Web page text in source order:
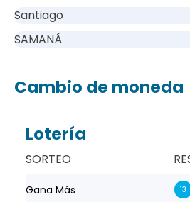
Santiago
SAMANÁ
Cambio de moneda
Lotería
SORTEO
Gana Más 13